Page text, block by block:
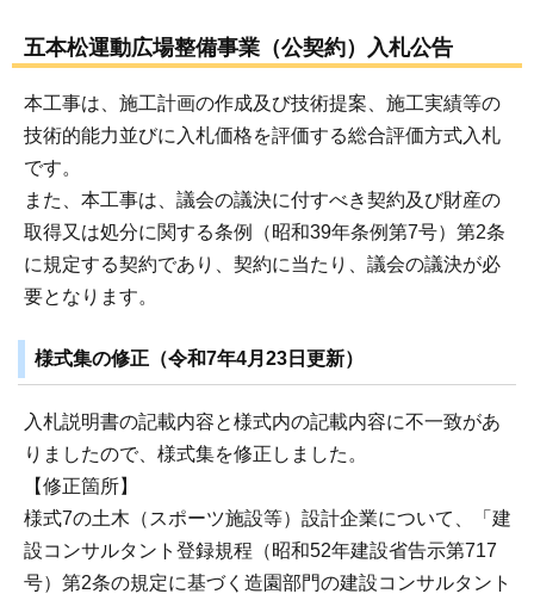
五本松運動広場整備事業（公契約）入札公告
本工事は、施工計画の作成及び技術提案、施工実績等の
技術的能力並びに入札価格を評価する総合評価方式入札
です。
また、本工事は、議会の議決に付すべき契約及び財産の
取得又は処分に関する条例（昭和39年条例第7号）第2条
に規定する契約であり、契約に当たり、議会の議決が必
要となります。
様式集の修正（令和7年4月23日更新）
入札説明書の記載内容と様式内の記載内容に不一致があ
りましたので、様式集を修正しました。
【修正箇所】
様式7の土木（スポーツ施設等）設計企業について、「建
設コンサルタント登録規程（昭和52年建設省告示第717
号）第2条の規定に基づく造園部門の建設コンサルタント